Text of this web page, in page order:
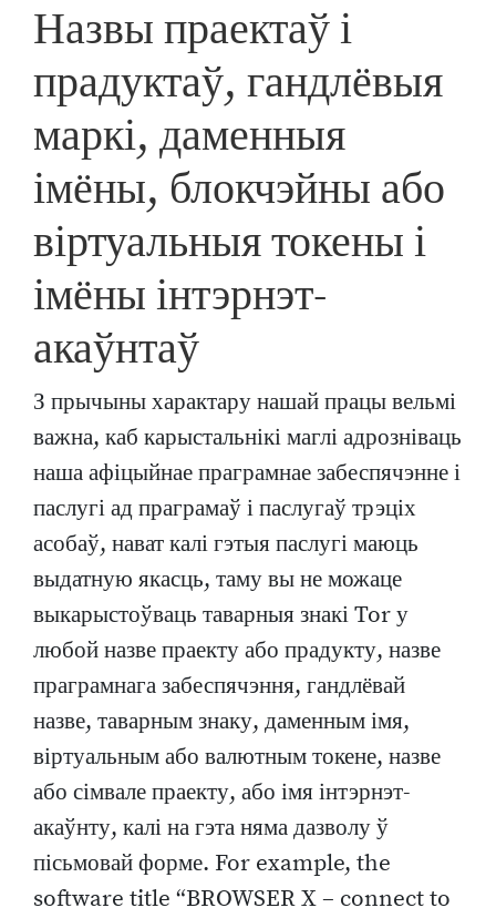
Назвы праектаў і
прадуктаў, гандлёвыя
маркі, даменныя
імёны, блокчэйны або
віртуальныя токены і
імёны інтэрнэт-
акаўнтаў
З прычыны характару нашай працы вельмі
важна, каб карыстальнікі маглі адрозніваць
наша афіцыйнае праграмнае забеспячэнне і
паслугі ад праграмаў і паслугаў трэціх
асобаў, нават калі гэтыя паслугі маюць
выдатную якасць, таму вы не можаце
выкарыстоўваць таварныя знакі Tor у
любой назве праекту або прадукту, назве
праграмнага забеспячэння, гандлёвай
назве, таварным знаку, даменным імя,
віртуальным або валютным токене, назве
або сімвале праекту, або імя інтэрнэт-
акаўнту, калі на гэта няма дазволу ў
пісьмовай форме. For example, the
software title “BROWSER X – connect to